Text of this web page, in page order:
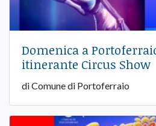
Domenica a
itinerante Circus Show
di Comune di Portoferraio